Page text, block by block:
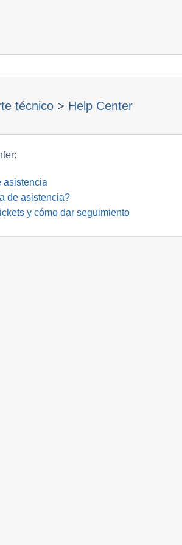
técnico> Help Center
asistencia
de asistencia?
y cómo dar seguimiento